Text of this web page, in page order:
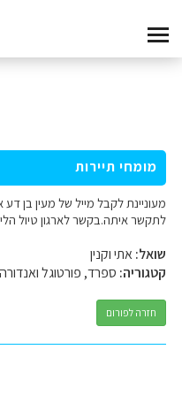
מומחי תיירות
מעוניינת לקבל מייל של מעין בן
לתקשר איתה.בקשר לארגון טיול
שואל:אתי וקנין
קטגוריה: ספרד, פורטוגל ואנדורה
חזרה לפורום